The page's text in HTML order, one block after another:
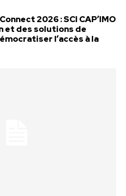
2026 : SCI CAP’IMO
et des solutions de
l’accès à la